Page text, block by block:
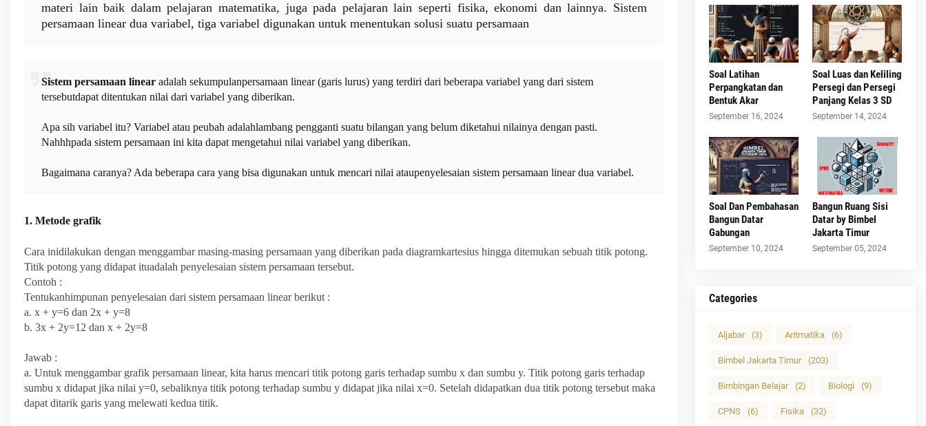
materi lain baik dalam pelajaran matematika, juga pada pelajaran lain seperti fisika, ekonomi dan lainnya. Sistem
persamaan linear dua variabel, tiga variabel digunakan untuk menentukan solusi suatu persamaan
Sistem persamaan linear adalah sekumpulanpersamaan linear (garis lurus) yang terdiri dari beberapa variabel yang dari sistem
tersebutdapat ditentukan nilai dari variabel yang diberikan.
Apa sih variabel itu? Variabel atau peubah adalahlambang pengganti suatu bilangan yang belum diketahui nilainya dengan pasti.
Nahhhpada sistem persamaan ini kita dapat mengetahui nilai variabel yang diberikan.
Bagaimana caranya? Ada beberapa cara yang bisa digunakan untuk mencari nilai ataupenyelesaian sistem persamaan linear dua variabel.
1. Metode grafik
Cara inidilakukan dengan menggambar masing-masing persamaan yang diberikan pada diagramkartesius hingga ditemukan sebuah titik potong.
Titik potong yang didapat ituadalah penyelesaian sistem persamaan tersebut.
Contoh :
Tentukanhimpunan penyelesaian dari sistem persamaan linear berikut :
a. x + y=6 dan 2x + y=8
b. 3x + 2y=12 dan x + 2y=8
Jawab :
a. Untuk menggambar grafik persamaan linear, kita harus mencari titik potong garis terhadap sumbu x dan sumbu y. Titik potong garis terhadap
sumbu x didapat jika nilai y=0, sebaliknya titik potong terhadap sumbu y didapat jika nilai x=0. Setelah didapatkan dua titik potong tersebut maka
dapat ditarik garis yang melewati kedua titik.
Soal Latihan
Perpangkatan dan
Bentuk Akar
September 16, 2024
Soal Luas dan Keliling
Persegi dan Persegi
Panjang Kelas 3 SD
September 14, 2024
Soal Dan Pembahasan
Bangun Datar
Gabungan
September 10, 2024
Bangun Ruang Sisi
Datar by Bimbel
Jakarta Timur
September 05, 2024
Categories
Aljabar (3) Aritmatika (6)
Bimbel Jakarta Timur (203)
Bimbingan Belajar (2) Biologi (9)
CPNS (6) Fisika (32)